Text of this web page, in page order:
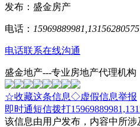
发布：盛金房产
电话： 15969889981,13156280575
电话联系在线沟通
盛金地产---专业房地产代理机构
☆收藏这条信息◇虚假信息举报
即时通短信拨打
该信息由用户发布，内容中所